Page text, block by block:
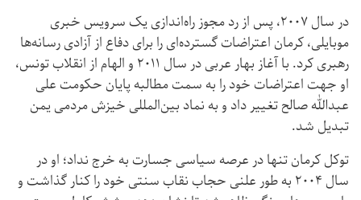
در سال ۲۰۰۷، پس از رد مجوز راه‌اندازی یک سرویس خبری
موبایلی، کرمان اعتراضات گسترده‌ای را برای دفاع از آزادی رسانه‌ها
رهبری کرد. با آغاز بهار عربی در سال ۲۰۱۱ و الهام از انقلاب تونس،
او جهت اعتراضات خود را به سمت مطالبه پایان حکومت علی
عبدالله صالح تغییر داد و به نماد بین‌المللی خیزش مردمی یمن
تبدیل شد.
توکل کرمان تنها در عرصه سیاسی جسارت به خرج نداد؛ او در
سال ۲۰۰۴ به طور علنی حجاب نقاب سنتی خود را کنار گذاشت و